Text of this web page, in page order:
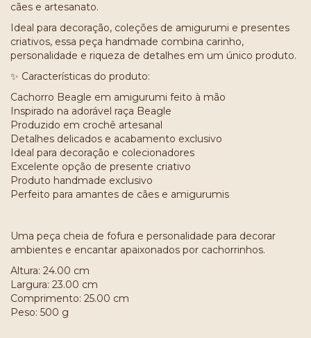
cães e artesanato.
Ideal para decoração, coleções de amigurumi e presentes
criativos, essa peça handmade combina carinho,
personalidade e riqueza de detalhes em um único produto.
✨ Características do produto:
Cachorro Beagle em amigurumi feito à mão
Inspirado na adorável raça Beagle
Produzido em crochê artesanal
Detalhes delicados e acabamento exclusivo
Ideal para decoração e colecionadores
Excelente opção de presente criativo
Produto handmade exclusivo
Perfeito para amantes de cães e amigurumis
Uma peça cheia de fofura e personalidade para decorar
ambientes e encantar apaixonados por cachorrinhos.
Altura: 24.00 cm
Largura: 23.00 cm
Comprimento: 25.00 cm
Peso: 500 g